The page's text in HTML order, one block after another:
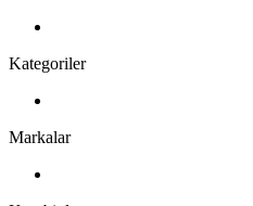
Kategoriler
Markalar